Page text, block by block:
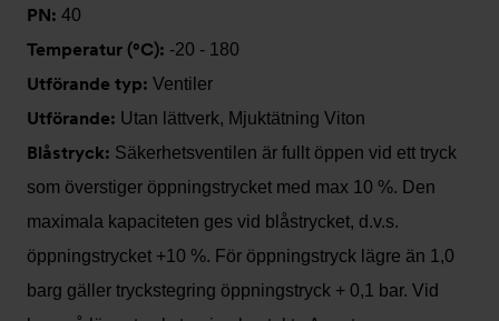
PN: 40
Temperatur (°C): -20 - 180
Utförande typ: Ventiler
Utförande: Utan lättverk, Mjuktätning Viton
Blåstryck: Säkerhetsventilen är fullt öppen vid ett tryck
som överstiger öppningstrycket med max 10 %. Den
maximala kapaciteten ges vid blåstrycket, d.v.s.
öppningstrycket +10 %. För öppningstryck lägre än 1,0
barg gäller tryckstegring öppningstryck + 0,1 bar. Vid